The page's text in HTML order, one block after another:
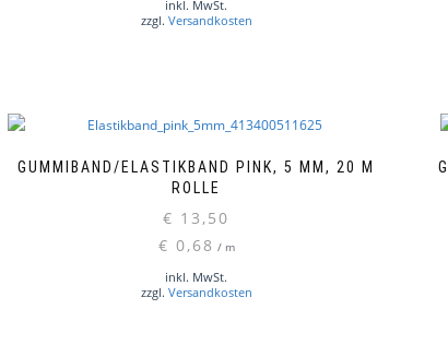
inkl. MwSt.
zzgl. Versandkosten
GUMMIBAND/ELASTIKBAND PINK, 5 MM, 20 M
ROLLE
€ 13,50
€ 0,68 / m
inkl. MwSt.
zzgl. Versandkosten